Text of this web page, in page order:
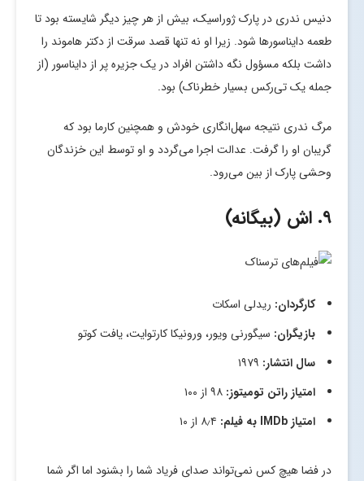
دنیس ندری در پارک ژوراسیک، بیش از هر چیز دیگر شایسته بود تا
طعمه دایناسورها شود. زیرا او نه تنها قصد سرقت از دکتر هاموند را
داشت بلکه مسؤول نگه داشتن افراد در یک جزیره پر از دایناسور (از
جمله یک تی‌رکس بسیار خطرناک) بود.
مرگ ندری نتیجه سهل‌انگاری خودش و همچنین کارما بود که
گریبان او را گرفت. عدالت اجرا می‌گردد و او توسط این خزندگان
وحشی پارک از بین می‌رود.
۹. اش (بیگانه)
کارگردان: ریدلی اسکات
بازیگران: سیگورنی ویور، ورونیکا کارتوایت، یافت کوتو
سال انتشار:
امتیاز راتن تومیتوز:
امتیاز IMDb به فیلم:
در فضا هیچ کس نمی‌تواند صدای فریاد شما را بشنود اما اگر شما